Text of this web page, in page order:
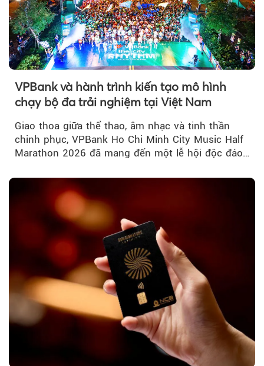
VPBank và hành trình kiến tạo mô hình
chạy bộ đa trải nghiệm tại Việt Nam
Giao thoa giữa thể thao, âm nhạc và tinh thần
chinh phục, VPBank Ho Chi Minh City Music Half
Marathon 2026 đã mang đến một lễ hội độc đáo